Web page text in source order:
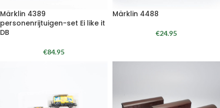
Märklin 4389
personenrijtuigen-set Ei like it
DB
€84.95
Märklin 4488
€24.95